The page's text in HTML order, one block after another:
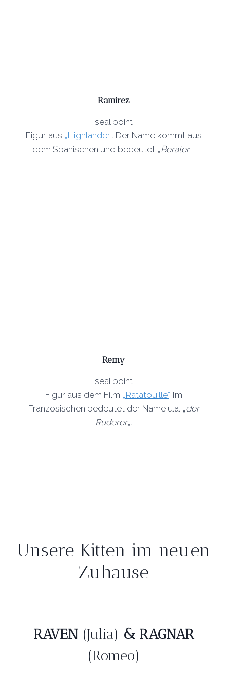
Ramirez
seal point
Figur aus „Highlander“. Der Name kommt aus
dem Spanischen und bedeutet „Berater„.
Remy
seal point
Figur aus dem Film „Ratatouille“. Im
Französischen bedeutet der Name u.a. „der
Ruderer„.
Unsere Kitten im neuen
Zuhause
RAVEN (Julia) & RAGNAR
(Romeo)